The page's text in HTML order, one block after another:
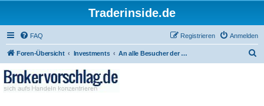
Traderinside.de
FAQ Anmelden
Registrieren
Foren-Übersicht Investments An alle Besucher der Seite und wer sich registrieren will ! (Richtlinien & Impressum)